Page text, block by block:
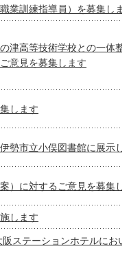
業訓練指導員）を募集しま
津高等技術学校との一体
意見を募集します
します
勢市立小俣図書館に展示し
）に対するご意見を募集し
します
ステーションホテルにお